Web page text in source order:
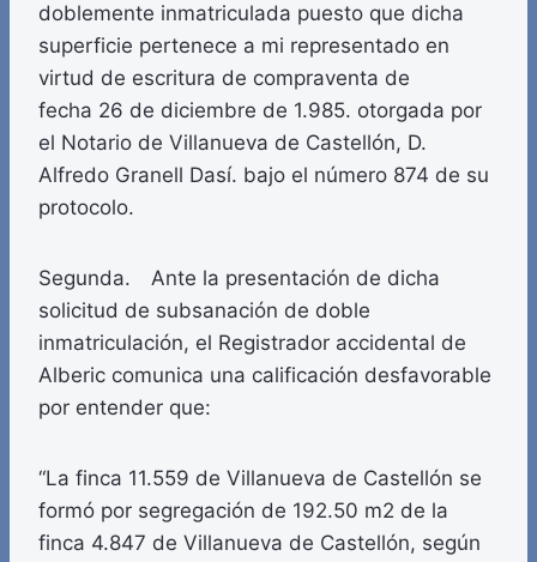
doblemente inmatriculada puesto que dicha
superficie pertenece a mi representado en
virtud de escritura de compraventa de
fecha 26 de diciembre de 1.985. otorgada por
el Notario de Villanueva de Castellón, D.
Alfredo Granell Dasí. bajo el número 874 de su
protocolo.
Segunda. Ante la presentación de dicha
solicitud de subsanación de doble
inmatriculación, el Registrador accidental de
Alberic comunica una calificación desfavorable
por entender que:
“La finca 11.559 de Villanueva de Castellón se
formó por segregación de 192.50 m2 de la
finca 4.847 de Villanueva de Castellón, según